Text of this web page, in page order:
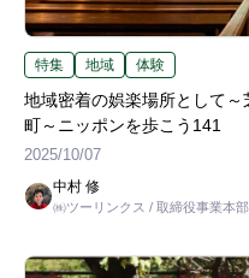
特集 地域 体験
地域密着の娯楽場所として
町～ニッポンを歩こう141
2025/10/07
中村 修
㈱ツーリンクス / 取締役事業本